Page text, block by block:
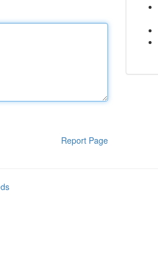
Report Page